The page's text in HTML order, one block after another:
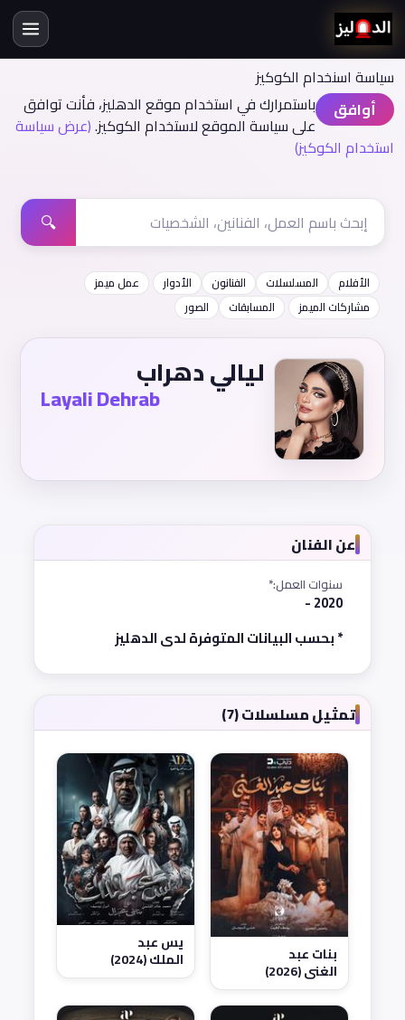
سياسة اسنخدام الكوكيز
أوافق
باستمرارك في استخدام موقع الدهليز، فأنت توافق
على سياسة الموقع لاستخدام الكوكيز.(عرض سياسة
استخدام الكوكيز)
🔍
الأفلام المسلسلات الفنانون الأدوار
عمل ميمز
مشاركات الميمز
المسابقات الصور
ليالي دهراب
Layali Dehrab
عن الفنان
سنوات العمل:*
2020 -
* بحسب البيانات المتوفرة لدى الدهليز
تمثيل مسلسلات (7)
بنات عبد
الغني (2026)
يس عبد
الملك (2024)